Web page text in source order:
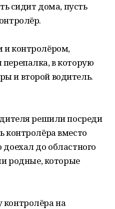
сидит дома, пусть
и контролёром,
в которую
и второй водитель.
решили посреди
контролёра вместо
до областного
родные, которые
на